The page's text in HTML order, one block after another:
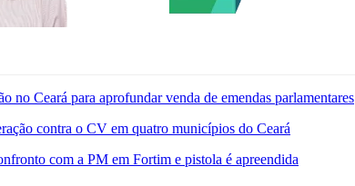
no Ceará para aprofundar venda de emendas parlamentares
contra o CV em quatro municípios do Ceará
com a PM em Fortim e pistola é apreendida